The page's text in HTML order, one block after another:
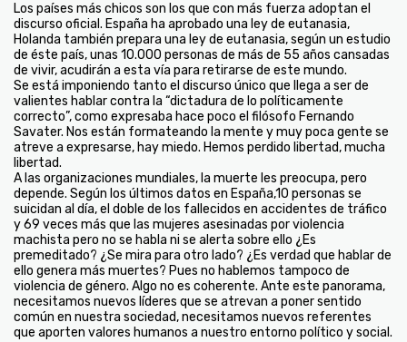
Los países más chicos son los que con más fuerza adoptan el
discurso oficial. España ha aprobado una ley de eutanasia,
Holanda también prepara una ley de eutanasia, según un estudio
de éste país, unas 10.000 personas de más de 55 años cansadas
de vivir, acudirán a esta vía para retirarse de este mundo.
Se está imponiendo tanto el discurso único que llega a ser de
valientes hablar contra la “dictadura de lo políticamente
correcto”, como expresaba hace poco el filósofo Fernando
Savater. Nos están formateando la mente y muy poca gente se
atreve a expresarse, hay miedo. Hemos perdido libertad, mucha
libertad.
A las organizaciones mundiales, la muerte les preocupa, pero
depende. Según los últimos datos en España,10 personas se
suicidan al día, el doble de los fallecidos en accidentes de tráfico
y 69 veces más que las mujeres asesinadas por violencia
machista pero no se habla ni se alerta sobre ello ¿Es
premeditado? ¿Se mira para otro lado? ¿Es verdad que hablar de
ello genera más muertes? Pues no hablemos tampoco de
violencia de género. Algo no es coherente. Ante este panorama,
necesitamos nuevos líderes que se atrevan a poner sentido
común en nuestra sociedad, necesitamos nuevos referentes
que aporten valores humanos a nuestro entorno político y social.